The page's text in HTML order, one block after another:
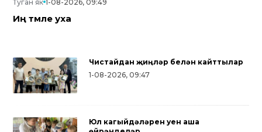
Туган як 1-08-2026, 09:49
Иң тәмле уха
Чистайдан җиңүләр белән кайттылар
1-08-2026, 09:47
Юл кагыйдәләрен уен аша